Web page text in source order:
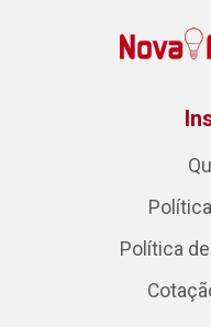
Política